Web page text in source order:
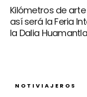
Kilómetros de
así será la Feria
la Dalia
NOTIVIAJEROS